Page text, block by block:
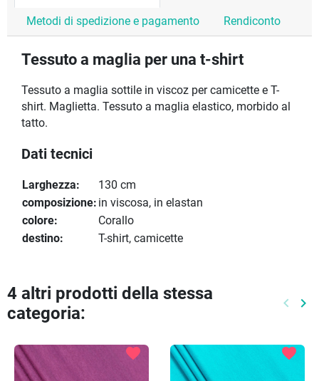
Metodi di spedizione e pagamento Rendiconto
Tessuto a maglia per una t-shirt
Tessuto a maglia sottile in viscoz per camicette e T-
shirt. Maglietta. Tessuto a maglia elastico, morbido al
tatto.
Dati tecnici
Larghezza:
130 cm
composizione: in viscosa, in elastan
colore:
Corallo
destino:
T-shirt, camicette
4 altri prodotti della stessa
categoria:
keyboard_arrow_left keyboard_arrow_right
favorite favorite